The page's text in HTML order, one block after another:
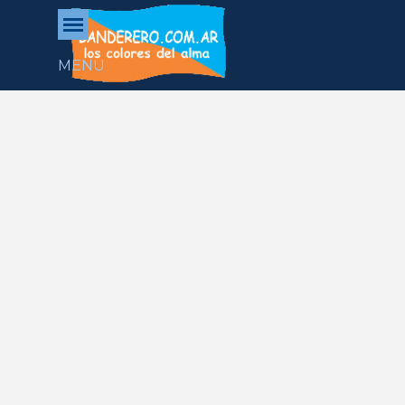
Vaya al Contenido
Saltar menú
MENU